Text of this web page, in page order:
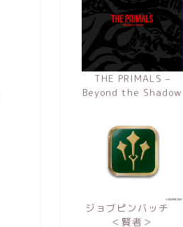
THE PRIMALS –
Beyond the Shadow
ジョブピンバッチ
＜賢者＞